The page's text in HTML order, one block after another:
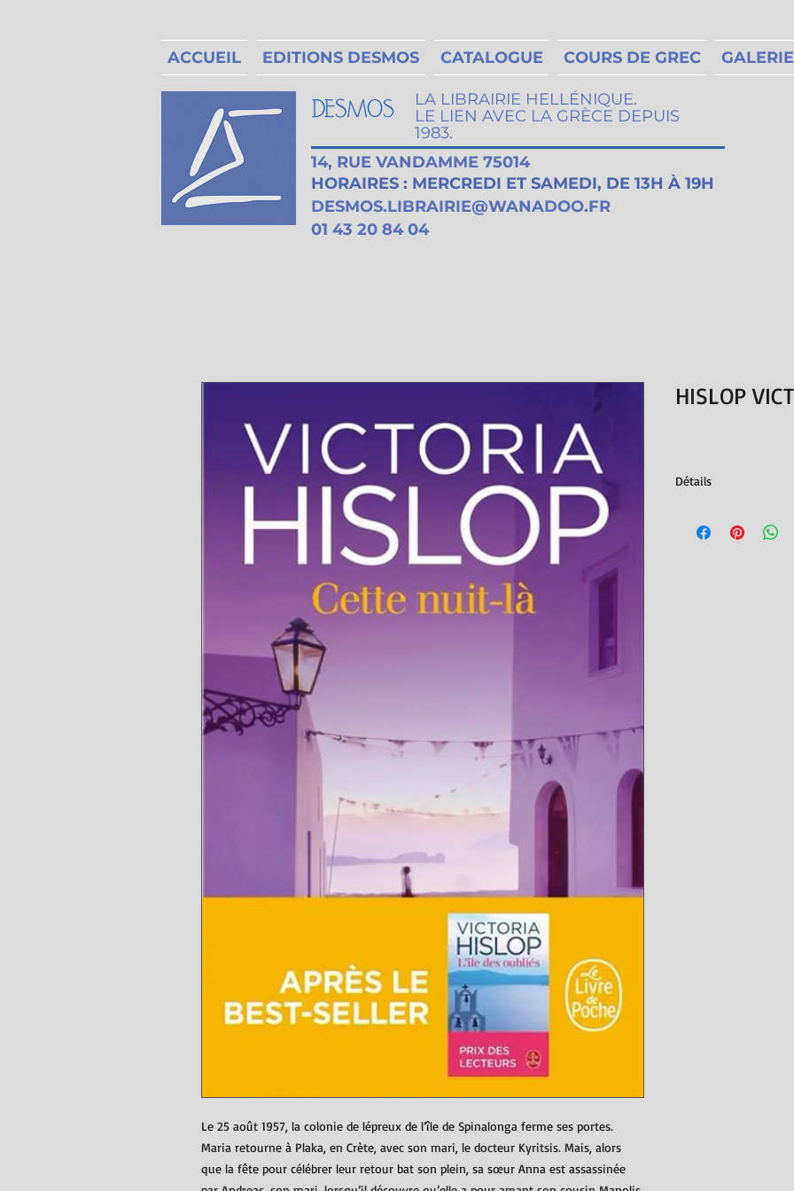
ACCUEIL EDITIONS DESMOS CATALOGUE COURS DE GREC GALERIE
LA LIBRAIRIE HELLÉNIQUE.
LE LIEN AVEC LA GRÈCE DEPUIS
1983.
14, RUE VANDAMME 75014
HORAIRES : MERCREDI ET SAMEDI, DE 13H À 19H
DESMOS.LIBRAIRIE@WANADOO.FR
01 43 20 84 04
Le 25 août 1957, la colonie de lépreux de l’île de Spinalonga ferme ses portes.
Maria retourne à Plaka, en Crète, avec son mari, le docteur Kyritsis. Mais, alors
que la fête pour célébrer leur retour bat son plein, sa sœur Anna est assassinée
HISLOP
Détails
Editeur : Lgf